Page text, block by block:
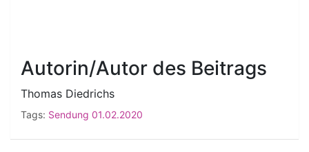
Autorin/Autor des Beitrags
Thomas Diedrichs
Tags: Sendung 01.02.2020